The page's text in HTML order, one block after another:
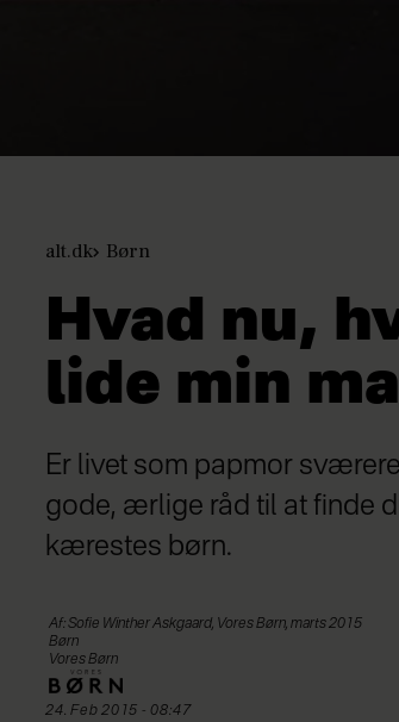
alt.dk Børn
Hvad nu,
lide min
Er livet som papmor
gode, ærlige råd til at finde
kærestes børn.
Af: Sofie Winther Askgaard, Vores Børn, marts 2015
Børn
Vores Børn
24. Feb 2015 - 08:47